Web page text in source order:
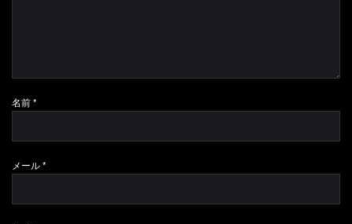
名前*
メール*